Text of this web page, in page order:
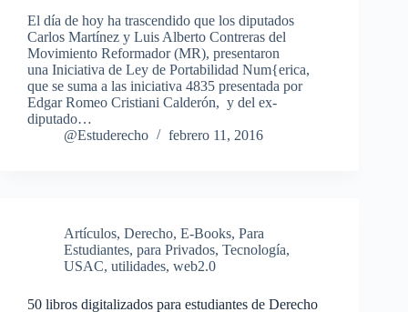
El día de hoy ha trascendido que los diputados
Carlos Martínez y Luis Alberto Contreras del
Movimiento Reformador (MR), presentaron
una Iniciativa de Ley de Portabilidad Num{erica,
que se suma a las iniciativa 4835 presentada por
Edgar Romeo Cristiani Calderón, y del ex-
diputado…
@Estuderecho
febrero 11, 2016
Artículos, Derecho, E-Books, Para
Estudiantes, para Privados, Tecnología,
USAC, utilidades, web2.0
50 libros digitalizados para estudiantes de Derecho